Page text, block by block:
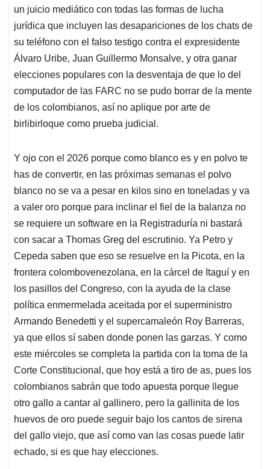
un juicio mediático con todas las formas de lucha
jurídica que incluyen las desapariciones de los chats de
su teléfono con el falso testigo contra el expresidente
Álvaro Uribe, Juan Guillermo Monsalve, y otra ganar
elecciones populares con la desventaja de que lo del
computador de las FARC no se pudo borrar de la mente
de los colombianos, así no aplique por arte de
birlibirloque como prueba judicial.
Y ojo con el 2026 porque como blanco es y en polvo te
has de convertir, en las próximas semanas el polvo
blanco no se va a pesar en kilos sino en toneladas y va
a valer oro porque para inclinar el fiel de la balanza no
se requiere un software en la Registraduría ni bastará
con sacar a Thomas Greg del escrutinio. Ya Petro y
Cepeda saben que eso se resuelve en la Picota, en la
frontera colombovenezolana, en la cárcel de Itaguí y en
los pasillos del Congreso, con la ayuda de la clase
política enmermelada aceitada por el superministro
Armando Benedetti y el supercamaleón Roy Barreras,
ya que ellos sí saben donde ponen las garzas. Y como
este miércoles se completa la partida con la toma de la
Corte Constitucional, que hoy está a tiro de as, pues los
colombianos sabrán que todo apuesta porque llegue
otro gallo a cantar al gallinero, pero la gallinita de los
huevos de oro puede seguir bajo los cantos de sirena
del gallo viejo, que así como van las cosas puede latir
echado, si es que hay elecciones.